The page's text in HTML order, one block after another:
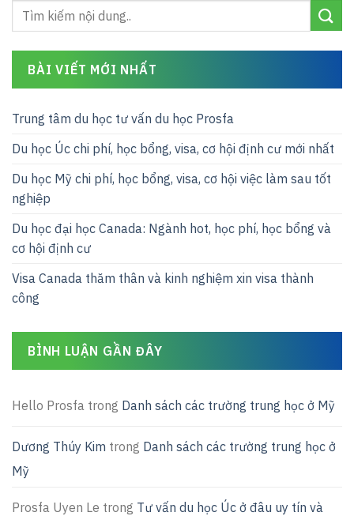
BÀI VIẾT MỚI NHẤT
Trung tâm du học tư vấn du học Prosfa
Du học Úc chi phí, học bổng, visa, cơ hội định cư mới nhất
Du học Mỹ chi phí, học bổng, visa, cơ hội việc làm sau tốt
nghiệp
Du học đại học Canada: Ngành hot, học phí, học bổng và
cơ hội định cư
Visa Canada thăm thân và kinh nghiệm xin visa thành
công
BÌNH LUẬN GẦN ĐÂY
Hello Prosfa trong Danh sách các trường trung học ở Mỹ
Dương Thúy Kim trong Danh sách các trường trung học ở
Mỹ
Prosfa Uyen Le trong Tư vấn du học Úc ở đâu uy tín và